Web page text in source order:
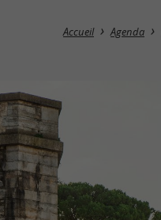
Accueil Agenda